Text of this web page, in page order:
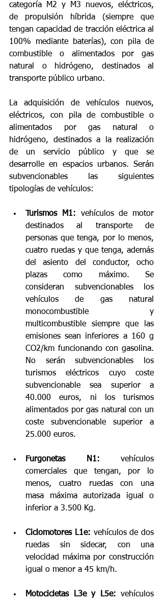
categoría M2 y M3 nuevos, eléctricos,
de propulsión híbrida (siempre que
tengan capacidad de tracción eléctrica al
100% mediante baterías), con pila de
combustible o alimentados por gas
natural o hidrógeno, destinados al
transporte público urbano.
La adquisición de vehículos nuevos,
eléctricos, con pila de combustible o
alimentados por gas natural o
hidrógeno, destinados a la realización
de un servicio público y que se
desarrolle en espacios urbanos. Serán
subvencionables las siguientes
tipologías de vehículos:
Turismos M1: vehículos de motor
destinados al transporte de
personas que tenga, por lo menos,
cuatro ruedas y que tenga, además
del asiento del conductor, ocho
plazas como máximo. Se
consideran subvencionables los
vehículos de gas natural
monocombustible y
multicombustible siempre que las
emisiones sean inferiores a 160 g
CO2/km funcionando con gasolina.
No serán subvencionables los
turismos eléctricos cuyo coste
subvencionable sea superior a
40.000 euros, ni los turismos
alimentados por gas natural con un
coste subvencionable superior a
25.000 euros.
Furgonetas N1: vehículos
comerciales que tengan, por lo
menos, cuatro ruedas con una
masa máxima autorizada igual o
inferior a 3.500 Kg.
Ciclomotores L1e: vehículos de dos
ruedas sin sidecar, con una
velocidad máxima por construcción
igual o menor a 45 km/h.
Motocicletas L3e y L5e: vehículos